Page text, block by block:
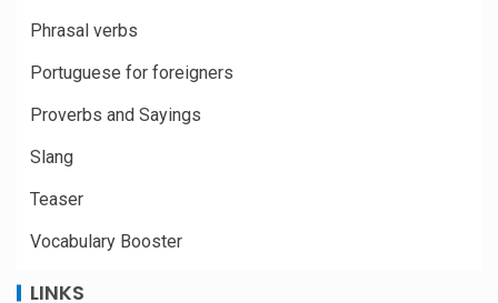
Phrasal verbs
Portuguese for foreigners
Proverbs and Sayings
Slang
Teaser
Vocabulary Booster
LINKS